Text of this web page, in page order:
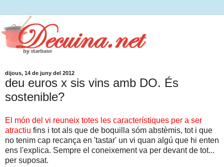
dijous, 14 de juny del 2012
deu euros x sis vins amb DO. És
sostenible?
El món del vi reuneix totes les característiques per a ser
atractiu fins i tot als que de boquilla sóm abstèmis, tot i que
no tenim cap recança en 'tastar' un vi quan algú que hi enten
ens l'explica. Sempre el coneixement va per devant de tot...
per suposat.